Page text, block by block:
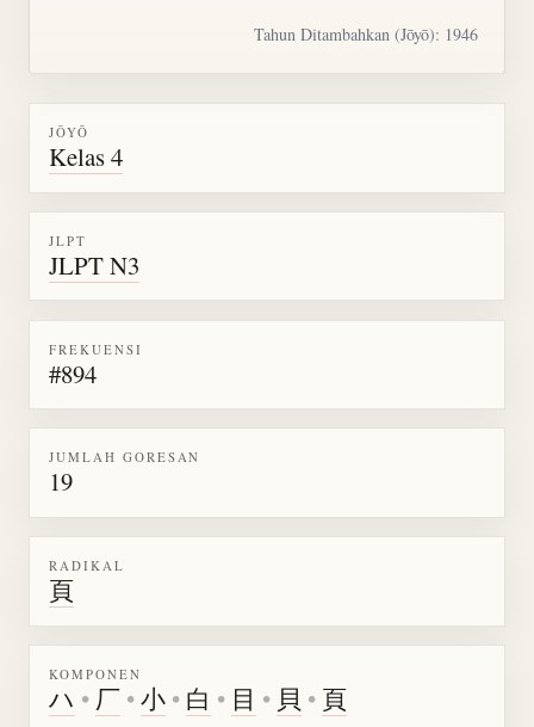
Tahun Ditambahkan (Jōyō): 1946
JŌYŌ
Kelas 4
JLPT
JLPT N3
FREKUENSI
#894
JUMLAH GORESAN
19
RADIKAL
頁
KOMPONEN
ハ • 厂 •小 • 白 • 目 • 貝 • 頁